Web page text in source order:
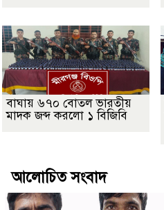
বাঘায় ৬৭০ বোতল ভারতীয়
মাদক জব্দ করলো ১ বিজিবি
আলোচিত সংবাদ